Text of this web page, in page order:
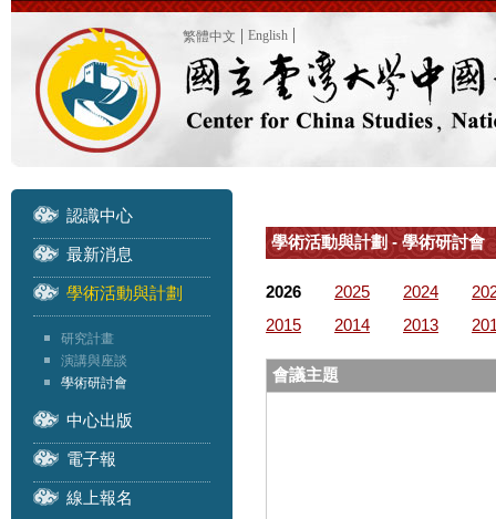
繁體中文 English
認識中心
最新消息
學術活動與計劃
研究計畫
演講與座談
學術研討會
中心出版
電子報
線上報名
學術活動與計劃 - 學術研討會
2026 2025 2024
2015
2014 2013
會議主題